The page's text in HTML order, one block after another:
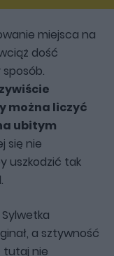
miejsca na
dość
można liczyć
ubitym
się nie
uszkodzić tak
a sztywność
tutaj nie